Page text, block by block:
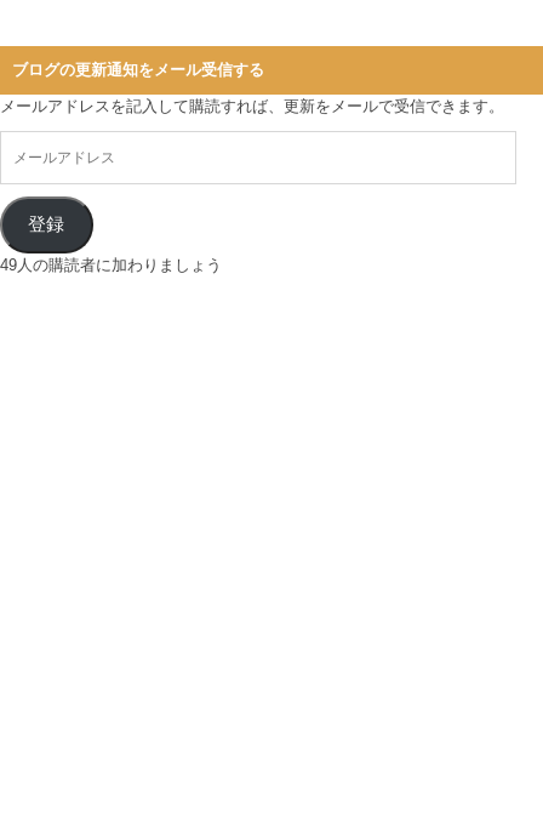
ブログの更新通知をメール受信する
メールアドレスを記入して購読すれば、更新をメールで受信できます。
登録
49人の購読者に加わりましょう